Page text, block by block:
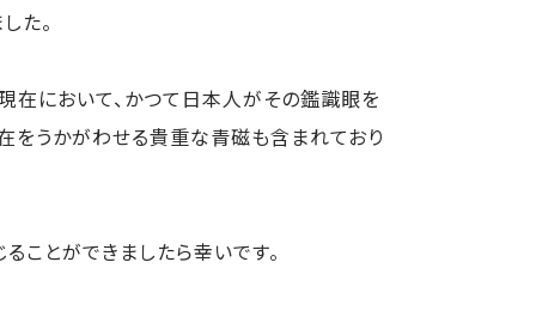
た。
において、かつて日本人がその鑑識眼を
をうかがわせる貴重な青磁も含まれており
ことができましたら幸いです。